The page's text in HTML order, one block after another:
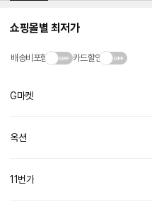
쇼핑몰별 최저가
배송비포함 카드할인
G마켓
옥션
11번가